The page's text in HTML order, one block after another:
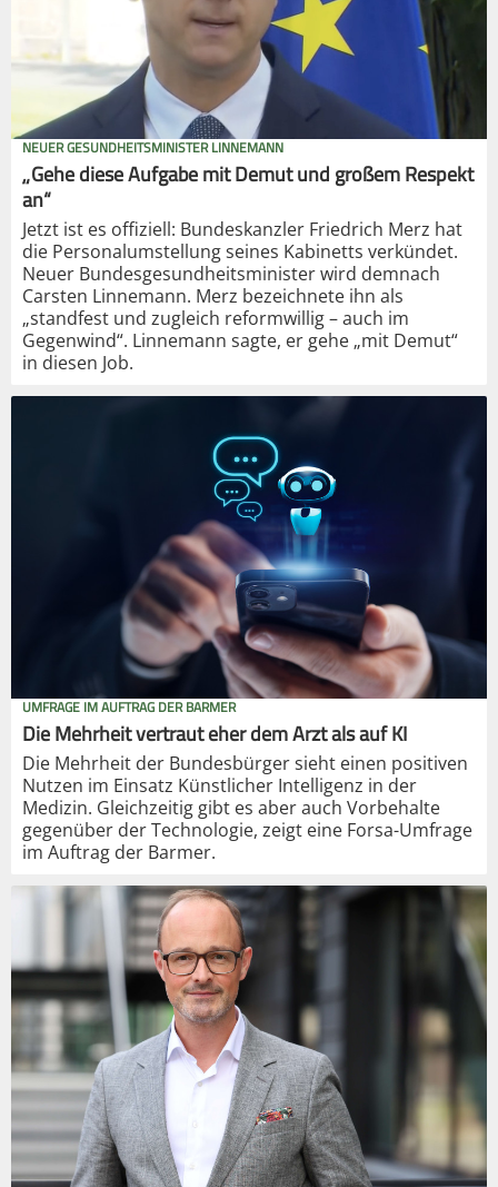
NEUER GESUNDHEITSMINISTER LINNEMANN
„Gehe diese Aufgabe mit Demut und großem Respekt
an“
Jetzt ist es offiziell: Bundeskanzler Friedrich Merz hat
die Personalumstellung seines Kabinetts verkündet.
Neuer Bundesgesundheitsminister wird demnach
Carsten Linnemann. Merz bezeichnete ihn als
„standfest und zugleich reformwillig – auch im
Gegenwind“. Linnemann sagte, er gehe „mit Demut“
in diesen Job.
UMFRAGE IM AUFTRAG DER BARMER
Die Mehrheit vertraut eher dem Arzt als auf KI
Die Mehrheit der Bundesbürger sieht einen positiven
Nutzen im Einsatz Künstlicher Intelligenz in der
Medizin. Gleichzeitig gibt es aber auch Vorbehalte
gegenüber der Technologie, zeigt eine Forsa-Umfrage
im Auftrag der Barmer.